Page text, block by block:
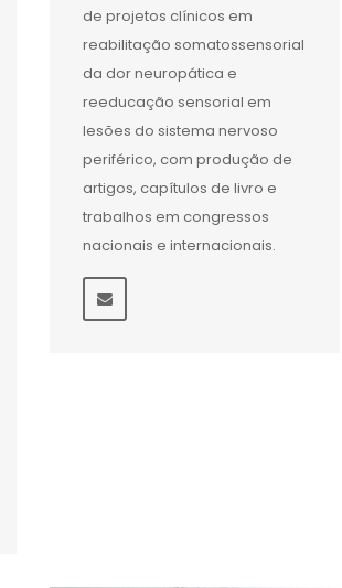
de projetos clínicos em
reabilitação somatossensorial
da dor neuropática e
reeducação sensorial em
lesões do sistema nervoso
periférico, com produção de
artigos, capítulos de livro e
trabalhos em congressos
nacionais e internacionais.